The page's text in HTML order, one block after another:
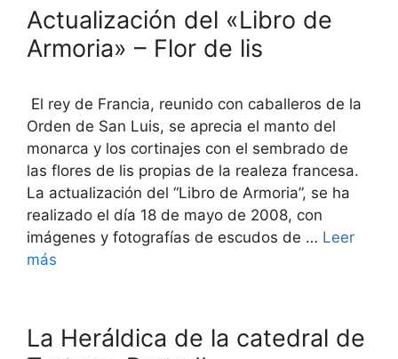
Actualización del «Libro de
Armoria» – Flor de lis
El rey de Francia, reunido con caballeros de la
Orden de San Luis, se aprecia el manto del
monarca y los cortinajes con el sembrado de
las flores de lis propias de la realeza francesa.
La actualización del “Libro de Armoria”, se ha
realizado el día 18 de mayo de 2008, con
imágenes y fotografías de escudos de … Leer
más
La Heráldica de la catedral de